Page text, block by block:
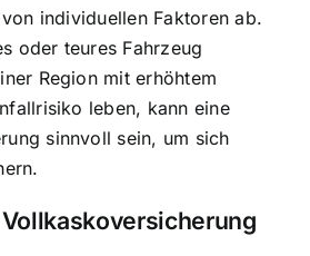
individuellen Faktoren ab.
oder teures Fahrzeug
Region mit erhöhtem
leben, kann eine
sinnvoll sein, um sich